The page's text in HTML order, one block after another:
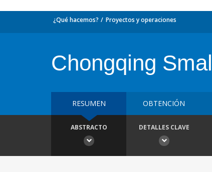
¿Qué hacemos? Proyectos y operaciones
Chongqing
RESUMEN OBTENCIÓN
ABSTRACTO DETALLES CLAVE